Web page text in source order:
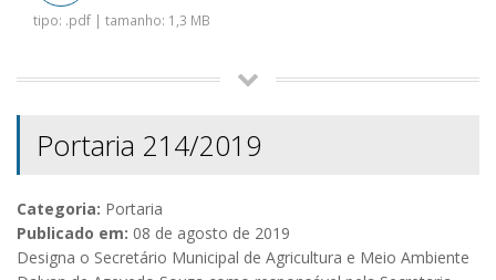
tipo: .pdf | tamanho: 1,3 MB
Portaria 214/2019
Categoria: Portaria
Publicado em: 08 de agosto de 2019
Designa o Secretário Municipal de Agricultura e Meio Ambiente